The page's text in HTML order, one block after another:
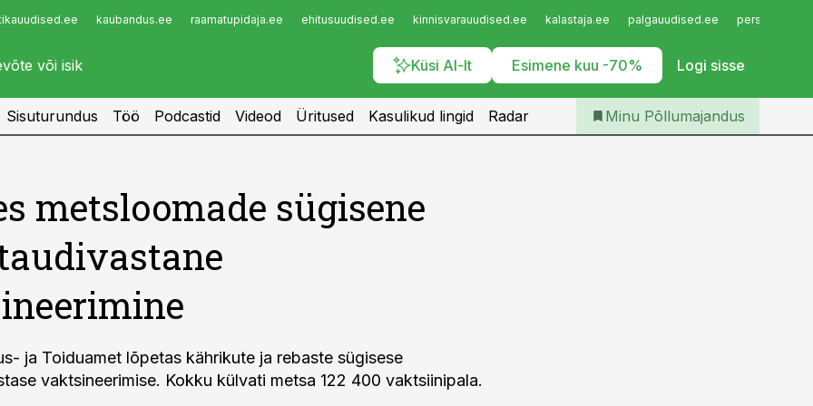
kaubandus.ee raamatupidaja.ee ehitusuudised.ee kinnisvarauudised.ee kalastaja.ee palgauudised.ee
Küsi AI-lt Esimene kuu -70% Logi sisse
Infopank
Iseteenindus
Telli Põllumajandus
Sisuturundus Töö Podcastid Videod Üritused Kasulikud lingid Radar Minu Põllumajandus
metsloomade sügisene
ja Toiduamet lõpetas kährikute ja rebaste sügisese
vaktsineerimise. Kokku külvati metsa 122 400 vaktsiinipala.